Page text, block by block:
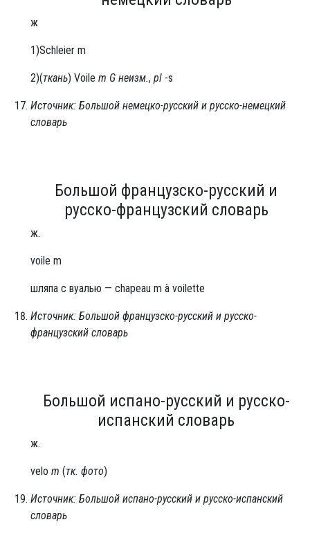
ж
1)Schleier m
2)(ткань) Voile m G неизм., pl -s
Источник: Большой немецко-русский и русско-немецкий
словарь
Большой французско-русский и
русско-французский словарь
ж.
voile m
шляпа с вуалью — chapeau m à voilette
Источник: Большой французско-русский и русско-
французский словарь
Большой испано-русский и русско-
испанский словарь
ж.
velo m (тк. фото)
Источник: Большой испано-русский и русско-испанский
словарь